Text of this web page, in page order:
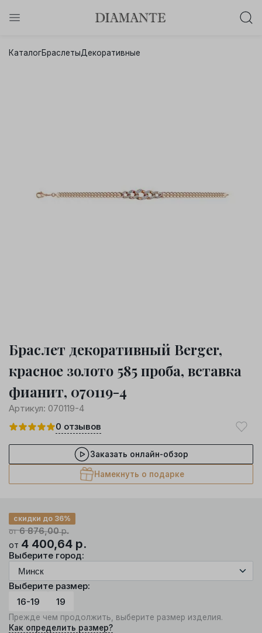
Осталось:
КаталогБраслетыДекоративные
Браслет декоративный Berger,
красное золото 585 проба, вставка
фианит, 070119-4
Артикул: 070119-4
0 отзывов
Заказать онлайн-обзор
Намекнуть о подарке
от6 876,00р.
скидки до 36%
от 4 400,64 р.
Выберите город:
Выберите размер:
16-19
19
Прежде чем продолжить, выберите размер изделия.
Как определить размер?